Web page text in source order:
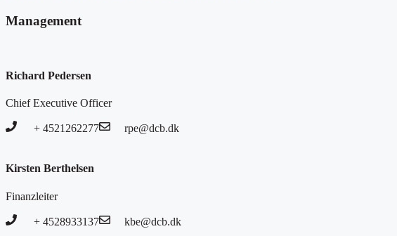
Management
Richard Pedersen
Chief Executive Officer
+ 4521262277 rpe@dcb.dk
Kirsten Berthelsen
Finanzleiter
+ 4528933137 kbe@dcb.dk